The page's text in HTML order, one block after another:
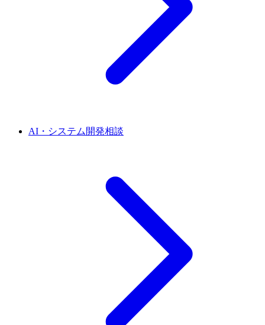
AI・システム開発相談